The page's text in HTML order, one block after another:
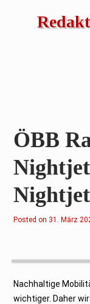
ÖBB
Posted on 2
r
r
2
0
31. März
Nachhaltige
wichtiger. Daher